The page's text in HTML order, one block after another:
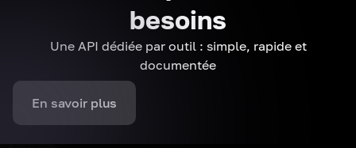
besoins
Une API dédiée par outil : simple, rapide et
documentée
En savoir plus